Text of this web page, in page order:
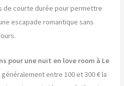
de courte durée pour permettre
escapade romantique sans
pour une nuit en love room à Le
entre 100 et 300 € la